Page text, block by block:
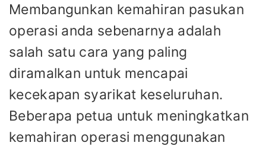
Membangunkan kemahiran pasukan
operasi anda sebenarnya adalah
salah satu cara yang paling
diramalkan untuk mencapai
kecekapan syarikat keseluruhan.
Beberapa petua untuk meningkatkan
kemahiran operasi menggunakan